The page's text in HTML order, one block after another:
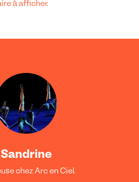
à afficher.
Sandrine
chez Arc en Ciel